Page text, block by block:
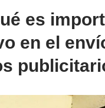
es
en el